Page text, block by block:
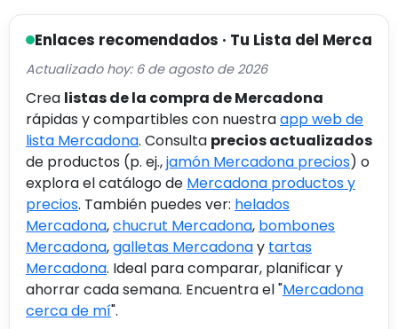
Enlaces recomendados · Tu Lista del Merca
Actualizado hoy: 6 de agosto de 2026
Crea listas de la compra de Mercadona
rápidas y compartibles con nuestraapp web de
lista Mercadona. Consulta precios actualizados
de productos (p. ej.,jamón Mercadona precios) o
explora el catálogo de Mercadona productos y
precios. También puedes ver: helados
Mercadona,chucrut Mercadona, bombones
Mercadona,galletas Mercadonay tartas
Mercadona. Ideal para comparar, planificar y
ahorrar cada semana. Encuentra el "Mercadona
cerca de mí".